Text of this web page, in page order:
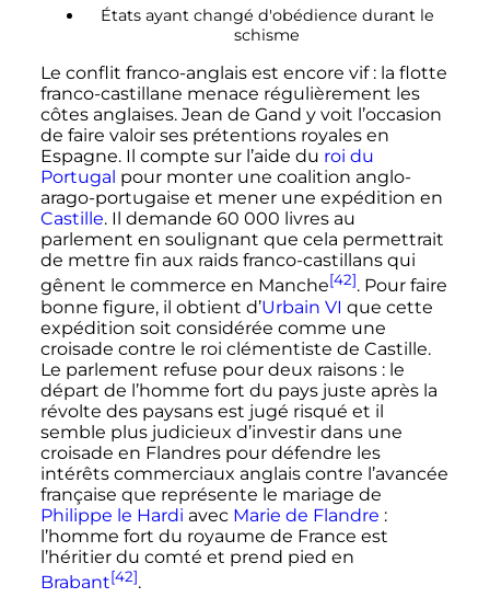
États ayant changé d'obédience durant le
schisme
Le conflit franco-anglais est encore vif : la flotte
franco-castillane menace régulièrement les
côtes anglaises. Jean de Gand y voit l’occasion
de faire valoir ses prétentions royales en
Espagne. Il compte sur l’aide du roi du
Portugal pour monter une coalition anglo-
arago-portugaise et mener une expédition en
Castille. Il demande 60 000 livresau
parlement en soulignant que cela permettrait
de mettre fin aux raids franco-castillans qui
gênent le commerce en Manche[42]. Pour faire
bonne figure, il obtient d’Urbain VI que cette
expédition soit considérée comme une
croisade contre le roi clémentiste de Castille.
Le parlement refuse pour deux raisons : le
départ de l’homme fort du pays juste après la
révolte des paysans est jugé risqué et il
semble plus judicieux d’investir dans une
croisade en Flandres pour défendre les
intérêts commerciaux anglais contre l’avancée
française que représente le mariage de
Philippe le Hardi avec Marie de Flandre :
l’homme fort du royaume de France est
l’héritier du comté et prend pied en
Brabant[42].